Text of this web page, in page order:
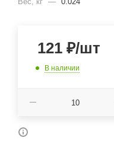
121 ₽/шт
В наличии